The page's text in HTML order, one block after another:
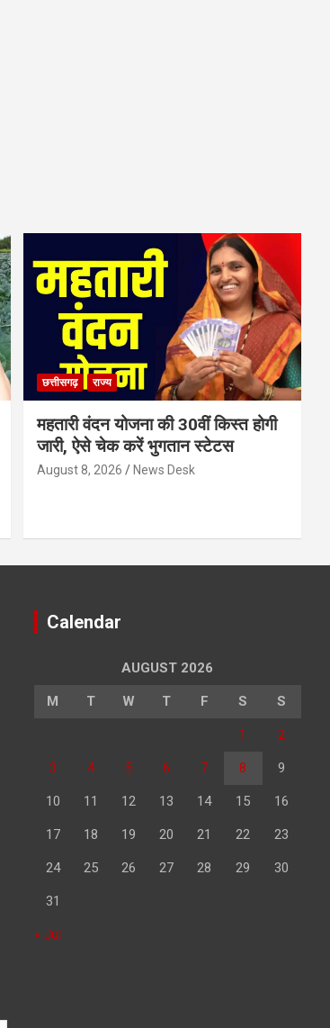
छत्तीसगढ़ राज्य
महतारी वंदन योजना की 30वीं किस्त होगी
जारी, ऐसे चेक करें भुगतान स्टेटस
August 8, 2026 News Desk
Calendar
AUGUST 2026
M T W T F S S
1 2
3 4 5 6 7 8 9
10 11 12 13 14 15 16
17 18 19 20 21 22 23
24 25 26 27 28 29 30
31
« Jul